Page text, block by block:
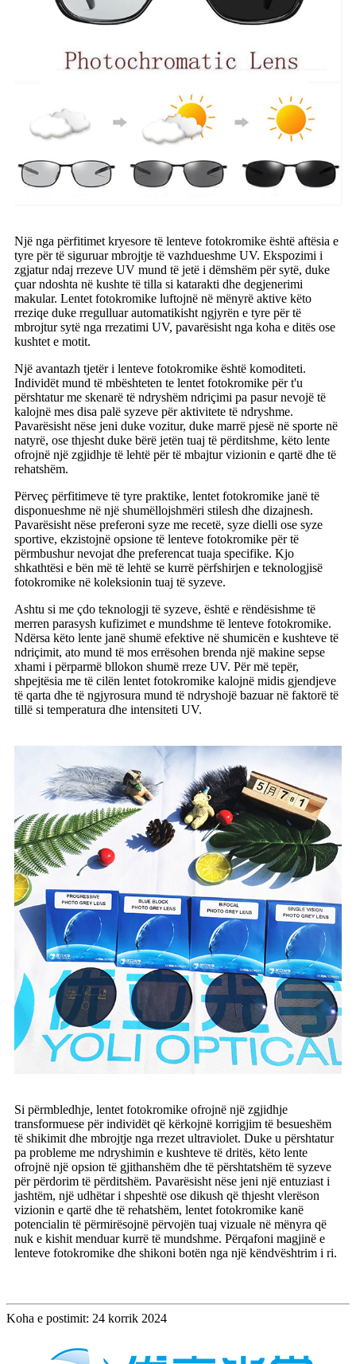
Një nga përfitimet kryesore të lenteve fotokromike është aftësia e
tyre për të siguruar mbrojtje të vazhdueshme UV. Ekspozimi i
zgjatur ndaj rrezeve UV mund të jetë i dëmshëm për sytë, duke
çuar ndoshta në kushte të tilla si katarakti dhe degjenerimi
makular. Lentet fotokromike luftojnë në mënyrë aktive këto
rreziqe duke rregulluar automatikisht ngjyrën e tyre për të
mbrojtur sytë nga rrezatimi UV, pavarësisht nga koha e ditës ose
kushtet e motit.
Një avantazh tjetër i lenteve fotokromike është komoditeti.
Individët mund të mbështeten te lentet fotokromike për t'u
përshtatur me skenarë të ndryshëm ndriçimi pa pasur nevojë të
kalojnë mes disa palë syzeve për aktivitete të ndryshme.
Pavarësisht nëse jeni duke vozitur, duke marrë pjesë në sporte në
natyrë, ose thjesht duke bërë jetën tuaj të përditshme, këto lente
ofrojnë një zgjidhje të lehtë për të mbajtur vizionin e qartë dhe të
rehatshëm.
Përveç përfitimeve të tyre praktike, lentet fotokromike janë të
disponueshme në një shumëllojshmëri stilesh dhe dizajnesh.
Pavarësisht nëse preferoni syze me recetë, syze dielli ose syze
sportive, ekzistojnë opsione të lenteve fotokromike për të
përmbushur nevojat dhe preferencat tuaja specifike. Kjo
shkathtësi e bën më të lehtë se kurrë përfshirjen e teknologjisë
fotokromike në koleksionin tuaj të syzeve.
Ashtu si me çdo teknologji të syzeve, është e rëndësishme të
merren parasysh kufizimet e mundshme të lenteve fotokromike.
Ndërsa këto lente janë shumë efektive në shumicën e kushteve të
ndriçimit, ato mund të mos errësohen brenda një makine sepse
xhami i përparmë bllokon shumë rreze UV. Për më tepër,
shpejtësia me të cilën lentet fotokromike kalojnë midis gjendjeve
të qarta dhe të ngjyrosura mund të ndryshojë bazuar në faktorë të
tillë si temperatura dhe intensiteti UV.
Si përmbledhje, lentet fotokromike ofrojnë një zgjidhje
transformuese për individët që kërkojnë korrigjim të besueshëm
të shikimit dhe mbrojtje nga rrezet ultraviolet. Duke u përshtatur
pa probleme me ndryshimin e kushteve të dritës, këto lente
ofrojnë një opsion të gjithanshëm dhe të përshtatshëm të syzeve
për përdorim të përditshëm. Pavarësisht nëse jeni një entuziast i
jashtëm, një udhëtar i shpeshtë ose dikush që thjesht vlerëson
vizionin e qartë dhe të rehatshëm, lentet fotokromike kanë
potencialin të përmirësojnë përvojën tuaj vizuale në mënyra që
nuk e kishit menduar kurrë të mundshme. Përqafoni magjinë e
lenteve fotokromike dhe shikoni botën nga një këndvështrim i ri.
Koha e postimit: 24 korrik 2024